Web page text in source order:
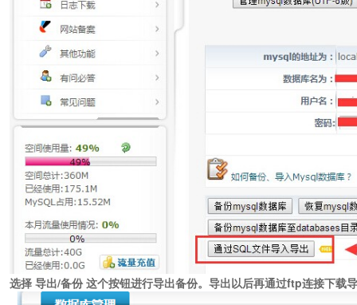
选择 导出/备份 这个按钮进行导出备份。导出以后再通过ftp连接下载